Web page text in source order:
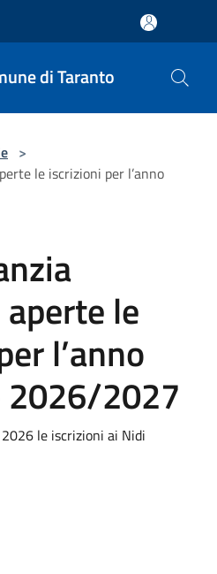
di Taranto
>
le iscrizioni per l’anno
le
l’anno
2027
le iscrizioni ai Nidi